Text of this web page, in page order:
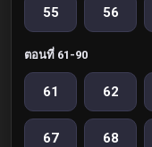
55 56
ตอนที่ 61-90
61 62
67 68